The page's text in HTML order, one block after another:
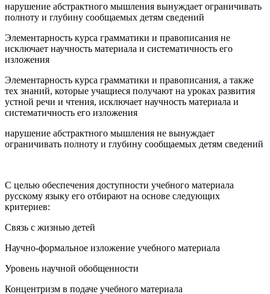
нарушение абстрактного мышления вынуждает ограничивать
полноту и глубину сообщаемых детям сведений
Элементарность курса грамматики и правописания не
исключает научность материала и систематичность его
изложения
Элементарность курса грамматики и правописания, а также
тех знаний, которые учащиеся получают на уроках развития
устной речи и чтения, исключает научность материала и
систематичность его изложения
нарушение абстрактного мышления не вынуждает
ограничивать полноту и глубину сообщаемых детям сведений
С целью обеспечения доступности учебного материала
русскому языку его отбирают на основе следующих
критериев:
Связь с жизнью детей
Научно-формальное изложение учебного материала
Уровень научной обобщенности
Концентризм в подаче учебного материала